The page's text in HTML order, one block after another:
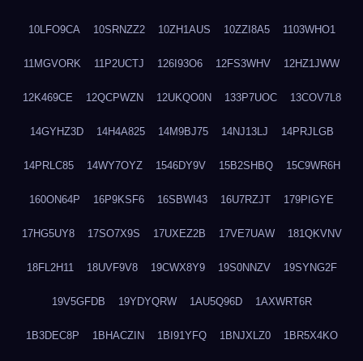
10LFO9CA 10SRNZZ2 10ZH1AUS 10ZZI8A5 1103WHO1
11MGVORK 11P2UCTJ 126I93O6 12FS3WHV 12HZ1JWW
12K469CE 12QCPWZN 12UKQO0N 133P7UOC 13COV7L8
14GYHZ3D 14H4A825 14M9BJ75 14NJ13LJ 14PRJLGB
14PRLC85 14WY7OYZ 1546DY9V 15B2SHBQ 15C9WR6H
160ON64P 16P9KSF6 16SBWI43 16U7RZJT 179PIGYE
17HG5UY8 17SO7X9S 17UXEZ2B 17VE7UAW 181QKVNV
18FL2H11 18UVF9V8 19CWX8Y9 19S0NNZV 19SYNG2F
19V5GFDB 19YDYQRW 1AU5Q96D 1AXWRT6R
1B3DEC8P 1BHACZIN 1BI91YFQ 1BNJXLZ0 1BR5X4KO